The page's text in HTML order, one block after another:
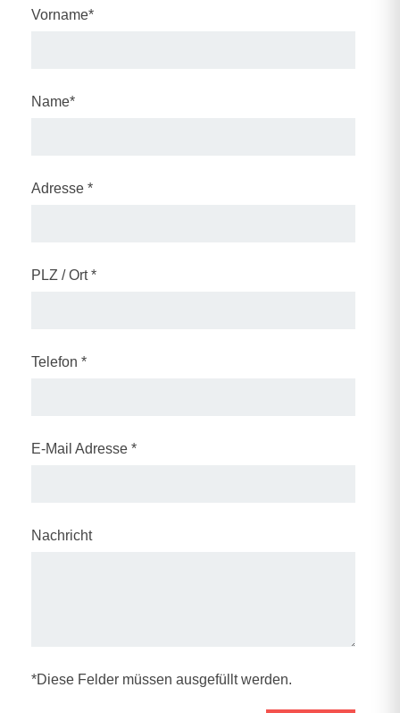
Vorname*
Name*
Adresse *
PLZ / Ort *
Telefon *
E-Mail Adresse *
Nachricht
*Diese Felder müssen ausgefüllt werden.